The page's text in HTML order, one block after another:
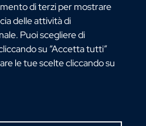
di terzi per mostrare
delle attività di
Puoi scegliere di
su “Accetta tutti”
le tue scelte cliccando su
Reggio Calabria